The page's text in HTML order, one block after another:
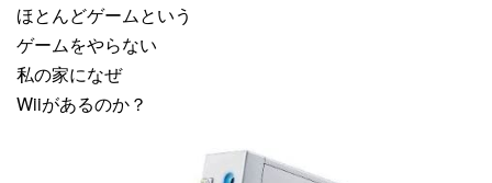
ほとんどゲームという
ゲームをやらない
私の家になぜ
Wiiがあるのか？